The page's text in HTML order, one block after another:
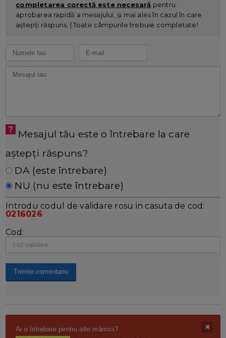
completarea corectă este necesară pentru
aprobarea rapidă a mesajului, și mai ales în cazul în care
aștepți răspuns. | Toate câmpurile trebuie completate!
Mesajul tău este o întrebare la care
aștepți răspuns?
DA (este întrebare)
NU (nu este întrebare)
Introdu codul de validare rosu in casuta de cod:
0216026
Cod:
Ai o întrebare pentru alte mămici?